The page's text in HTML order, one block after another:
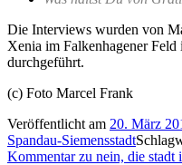
Die Interviews wurden von
Xenia im Falkenhagener
durchgeführt.
(c) Foto Marcel Frank
Veröffentlicht am 20. März
Spandau-Siemensstadt
Kommentarzu nein, die stadt